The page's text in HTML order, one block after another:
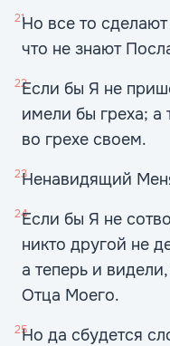
21Но все то
что не знают
22Если бы Я не
имели бы греха; а
во грехе своем.
23Ненавидящий
24Если бы Я не
никто другой не
а теперь и
Отца Моего.
25Но да сбудется